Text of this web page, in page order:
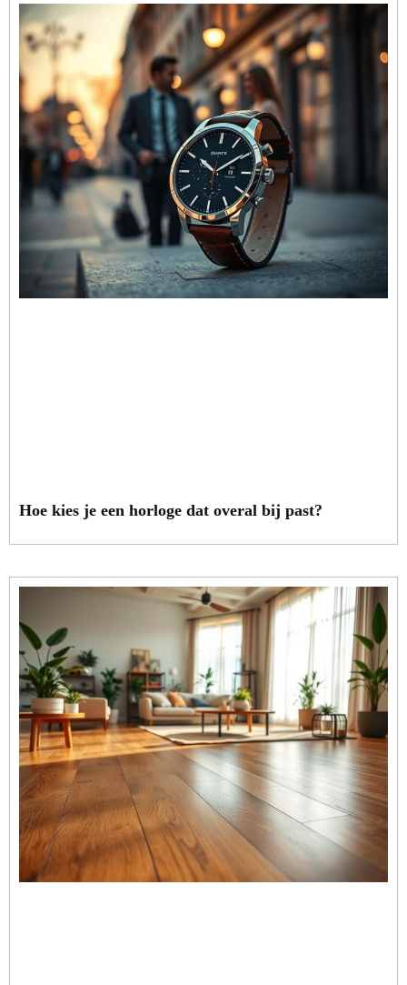
Hoe kies je een horloge dat overal bij past?